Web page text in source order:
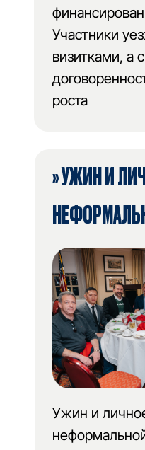
Участники
визитками, а
роста
» УЖИН И
Ужин и